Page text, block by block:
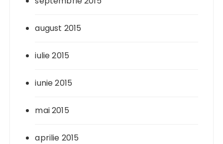
august 2015
iulie 2015
iunie 2015
mai 2015
aprilie 2015